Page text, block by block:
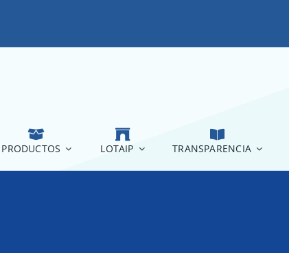
PRODUCTOS LOTAIP TRANSPARENCIA